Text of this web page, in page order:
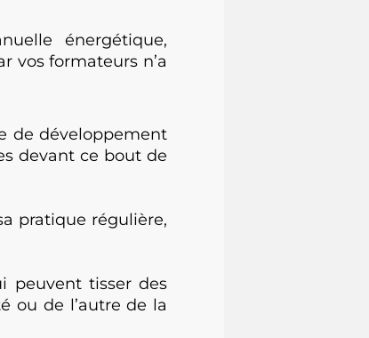
énergétique,
formateurs n’a
de développement
devant ce bout de
pratique régulière,
peuvent tisser des
ou de l’autre de la